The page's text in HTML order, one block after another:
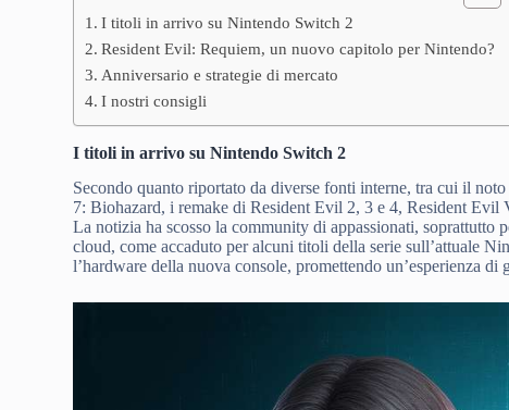
I titoli in arrivo su Nintendo Switch 2
Resident Evil: Requiem, un nuovo capitolo per Nintendo?
Anniversario e strategie di mercato
I nostri consigli
I titoli in arrivo su Nintendo Switch 2
Secondo quanto riportato da diverse fonti interne, tra cui il
7: Biohazard, i remake di Resident Evil 2, 3 e 4, Resident Evil
La notizia ha scosso la community di appassionati, soprattutto
cloud, come accaduto per alcuni titoli della serie sull’attuale
l’hardware della nuova console, promettendo un’esperienza